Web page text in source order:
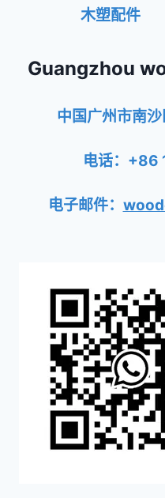
木塑配件
Guangzhou
中国广州市南
电话：+86
电子邮件：